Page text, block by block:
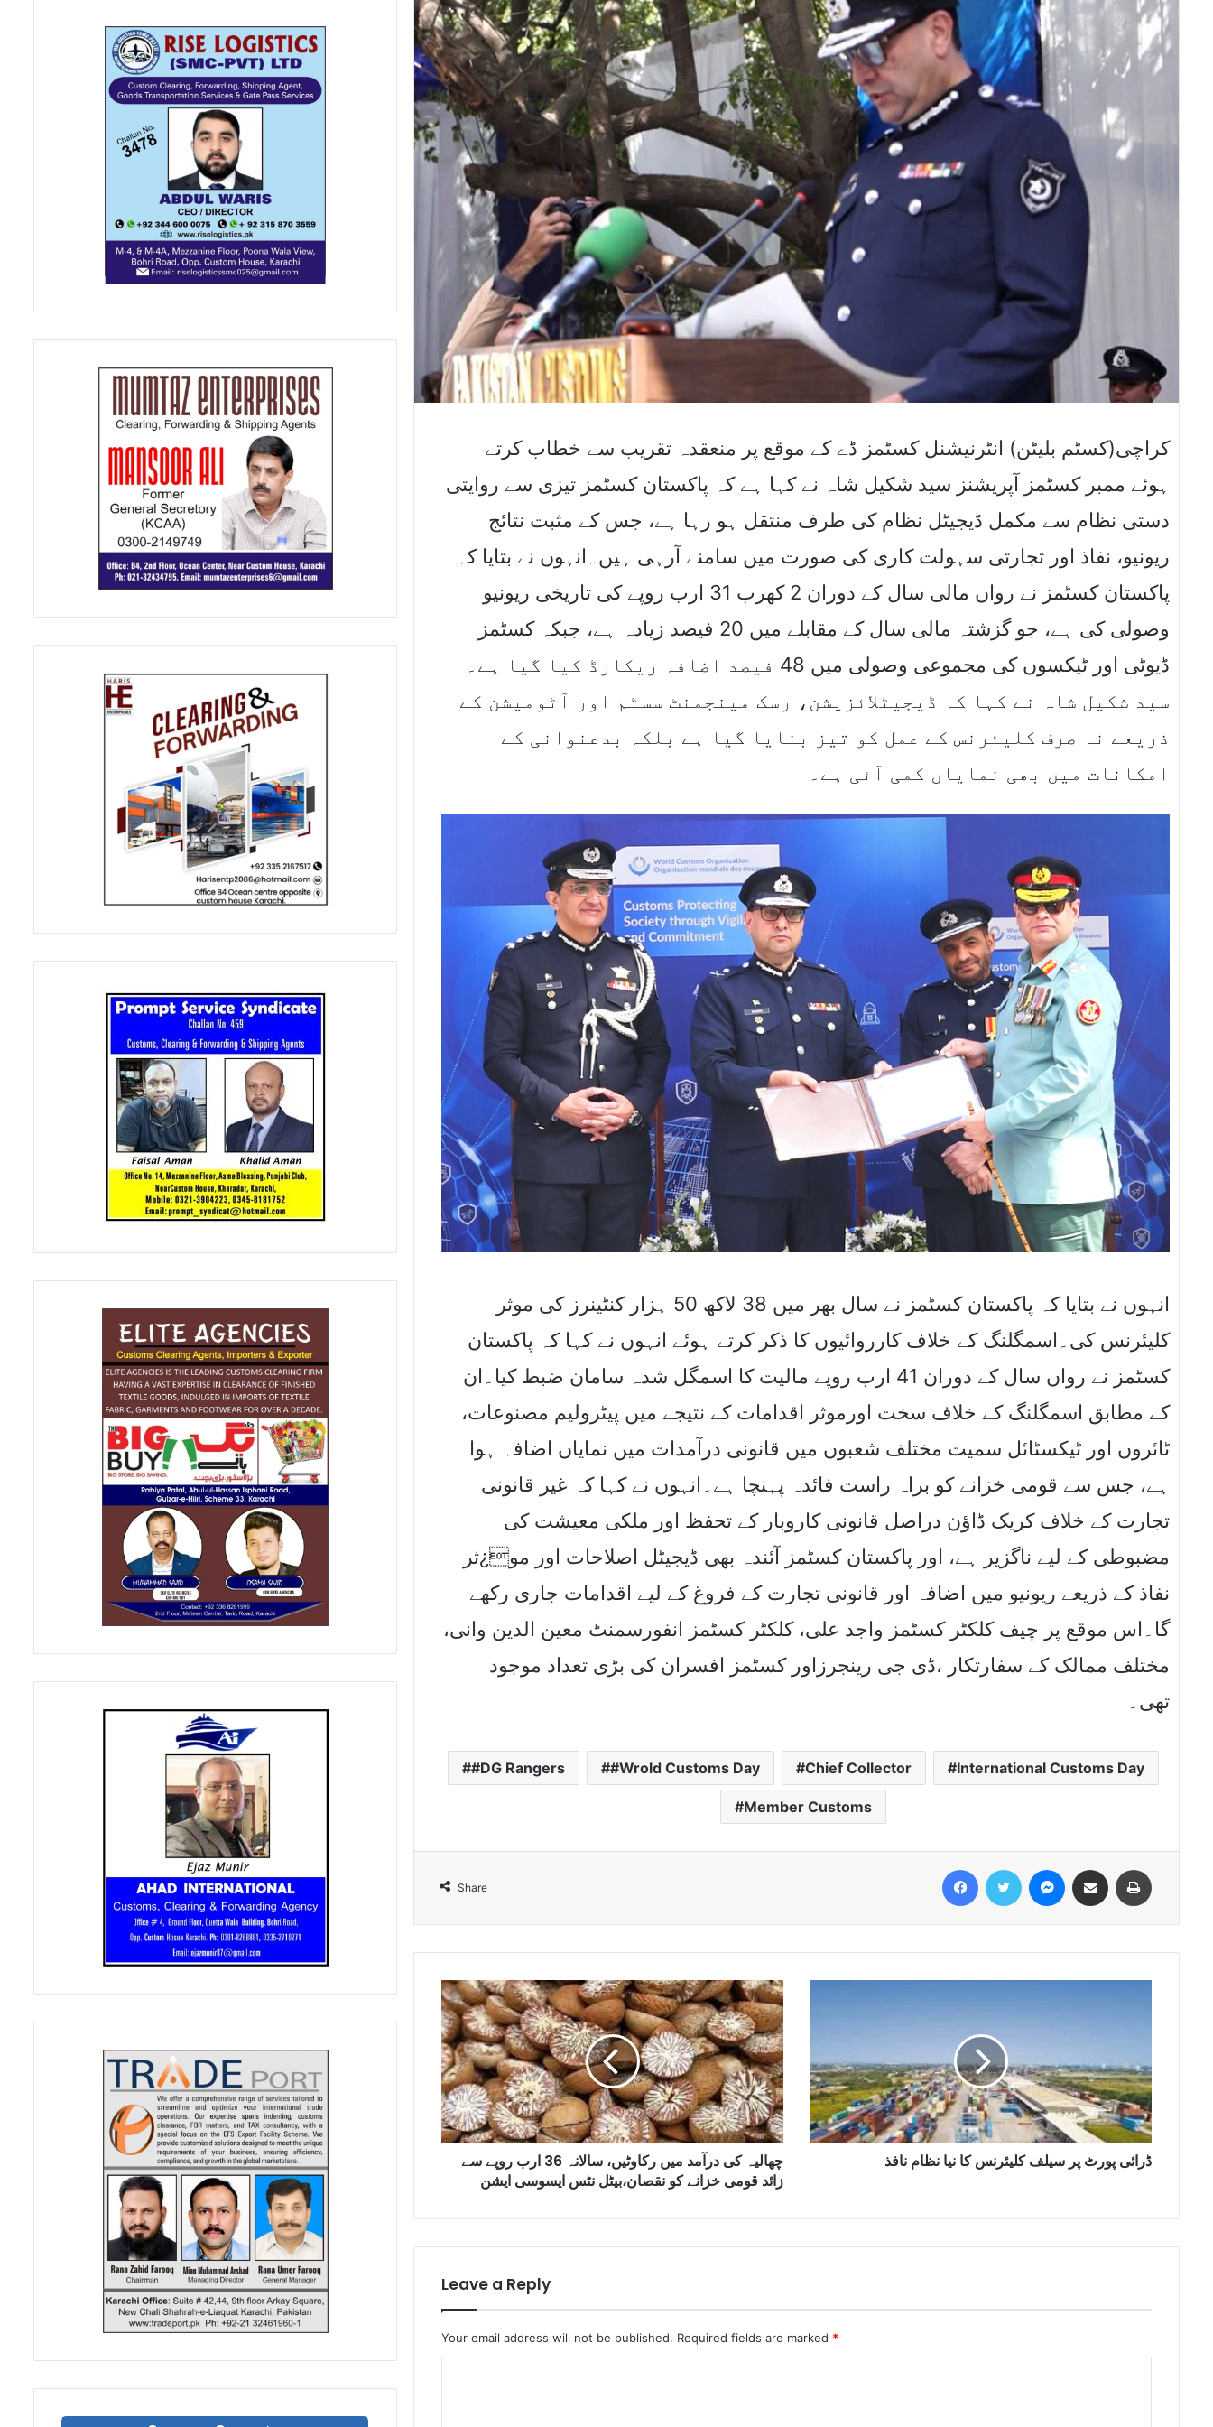
کراچی(کسٹم بلیٹن) انٹرنیشنل کسٹمز ڈے کے موقع پر منعقدہ تقریب سے خطاب کرتے
ہوئے ممبر کسٹمز آپریشنز سید شکیل شاہ نے کہا ہے کہ پاکستان کسٹمز تیزی سے روایتی
دستی نظام سے مکمل ڈیجیٹل نظام کی طرف منتقل ہو رہا ہے، جس کے مثبت نتائج
ریونیو، نفاذ اور تجارتی سہولت کاری کی صورت میں سامنے آرہی ہیں۔انہوں نے بتایا کہ
پاکستان کسٹمز نے رواں مالی سال کے دوران 2 کھرب 31 ارب روپے کی تاریخی ریونیو
وصولی کی ہے، جو گزشتہ مالی سال کے مقابلے میں 20 فیصد زیادہ ہے، جبکہ کسٹمز
ڈیوٹی اور ٹیکسوں کی مجموعی وصولی میں 48 فیصد اضافہ ریکارڈ کیا گیا ہے۔
سید شکیل شاہ نے کہا کہ ڈیجیٹلائزیشن، رسک مینجمنٹ سسٹم اور آٹومیشن کے
ذریعے نہ صرف کلیئرنس کے عمل کو تیز بنایا گیا ہے بلکہ بدعنوانی کے
امکانات میں بھی نمایاں کمی آئی ہے۔
انہوں نے بتایا کہ پاکستان کسٹمز نے سال بھر میں 38 لاکھ 50 ہزار کنٹینرز کی موثر
کلیئرنس کی۔اسمگلنگ کے خلاف کارروائیوں کا ذکر کرتے ہوئے انہوں نے کہا کہ پاکستان
کسٹمز نے رواں سال کے دوران 41 ارب روپے مالیت کا اسمگل شدہ سامان ضبط کیا۔ان
کے مطابق اسمگلنگ کے خلاف سخت اورموثر اقدامات کے نتیجے میں پیٹرولیم مصنوعات،
ٹائروں اور ٹیکسٹائل سمیت مختلف شعبوں میں قانونی درآمدات میں نمایاں اضافہ ہوا
ہے، جس سے قومی خزانے کو براہ راست فائدہ پہنچا ہے۔انہوں نے کہا کہ غیر قانونی
تجارت کے خلاف کریک ڈاﺅن دراصل قانونی کاروبار کے تحفظ اور ملکی معیشت کی
مضبوطی کے لیے ناگزیر ہے، اور پاکستان کسٹمز آئندہ بھی ڈیجیٹل اصلاحات اور مو¿ثر
نفاذ کے ذریعے ریونیو میں اضافہ اور قانونی تجارت کے فروغ کے لیے اقدامات جاری رکھے
گا۔اس موقع پر چیف کلکٹر کسٹمز واجد علی، کلکٹر کسٹمز انفورسمنٹ معین الدین وانی،
مختلف ممالک کے سفارتکار ،ڈی جی رینجرزاور کسٹمز افسران کی بڑی تعداد موجود
تھی۔
#DG Rangers #Wrold Customs Day Chief Collector International Customs Day
Member Customs
Share
چھالیہ کی درآمد میں رکاوٹیں، سالانہ 36 ارب روپے سے
زائد قومی خزانے کو نقصان،بیٹل نٹس ایسوسی ایشن
ڈرائی پورٹ پر سیلف کلیئرنس کا نیا نظام نافذ
Leave a Reply
Your email address will not be published. Required fields are marked *